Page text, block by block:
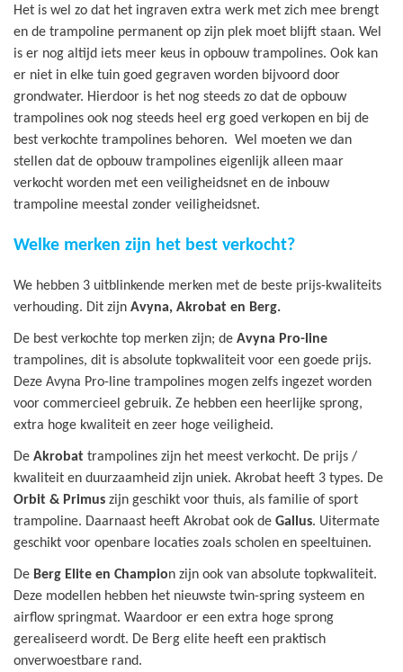
Het is wel zo dat het ingraven extra werk met zich mee brengt
en de trampoline permanent op zijn plek moet blijft staan. Wel
is er nog altijd iets meer keus in opbouw trampolines. Ook kan
er niet in elke tuin goed gegraven worden bijvoord door
grondwater. Hierdoor is het nog steeds zo dat de opbouw
trampolines ook nog steeds heel erg goed verkopen en bij de
best verkochte trampolines behoren. Wel moeten we dan
stellen dat de opbouw trampolines eigenlijk alleen maar
verkocht worden met een veiligheidsnet en de inbouw
trampoline meestal zonder veiligheidsnet.
Welke merken zijn het best verkocht?
We hebben 3 uitblinkende merken met de beste prijs-kwaliteits
verhouding. Dit zijn Avyna, Akrobat en Berg.
De best verkochte top merken zijn; de Avyna Pro-line
trampolines, dit is absolute topkwaliteit voor een goede prijs.
Deze Avyna Pro-line trampolines mogen zelfs ingezet worden
voor commercieel gebruik. Ze hebben een heerlijke sprong,
extra hoge kwaliteit en zeer hoge veiligheid.
De Akrobat trampolines zijn het meest verkocht. De prijs /
kwaliteit en duurzaamheid zijn uniek. Akrobat heeft 3 types. De
Orbit & Primus zijn geschikt voor thuis, als familie of sport
trampoline. Daarnaast heeft Akrobat ook de Gallus. Uitermate
geschikt voor openbare locaties zoals scholen en speeltuinen.
De Berg Elite en Champion zijn ook van absolute topkwaliteit.
Deze modellen hebben het nieuwste twin-spring systeem en
airflow springmat. Waardoor er een extra hoge sprong
gerealiseerd wordt. De Berg elite heeft een praktisch
onverwoestbare rand.